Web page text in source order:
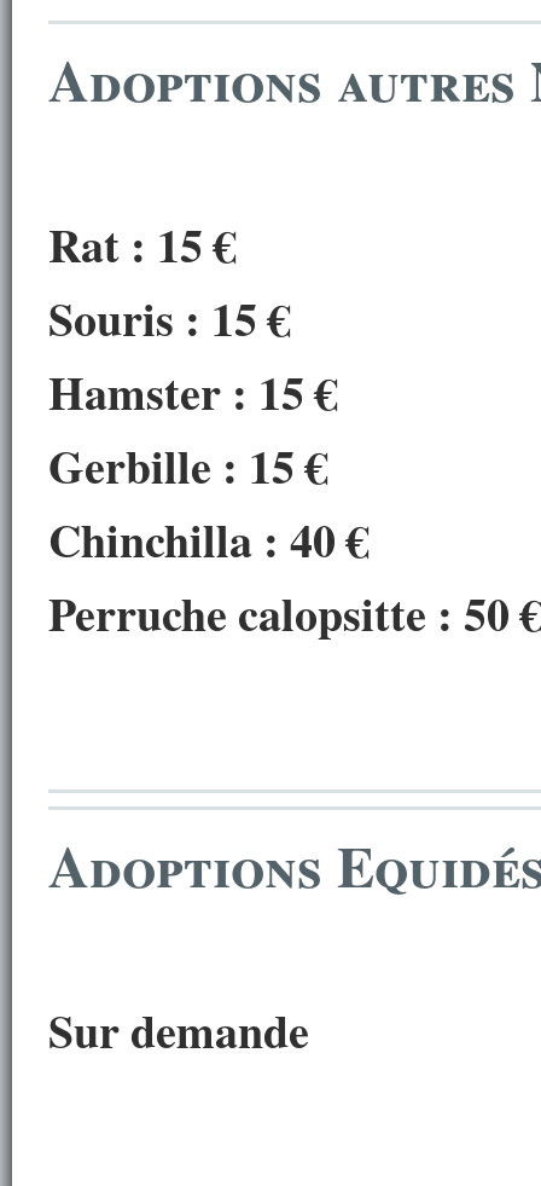
Adoptions autres
Rat : 15 €
Souris : 15 €
Hamster : 15€
Gerbille : 15€
Chinchilla : 40€
Perruche calopsitte : 50
Adoptions
Sur demande